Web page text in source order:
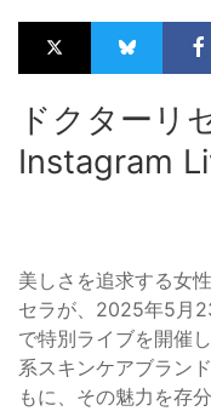
ドクターリ
Instagram
美しさを追求する女
セラが、2025年5月
で特別ライブを開催
系スキンケアブラン
もに、その魅力を存